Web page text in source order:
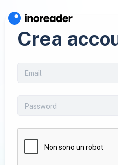
Crea